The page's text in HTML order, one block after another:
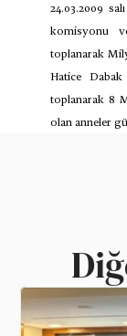
24.03.2009
komisyonu
toplanarak
Hatice Dabak
toplanarak 8
olan anneler